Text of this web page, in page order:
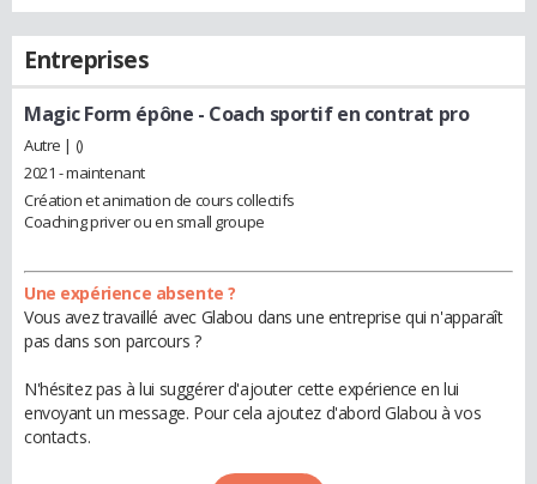
Entreprises
Magic Form épône - Coach sportif en contrat pro
Autre | ()
2021 - maintenant
Création et animation de cours collectifs
Coaching priver ou en small groupe
Une expérience absente ?
Vous avez travaillé avec Glabou dans une entreprise qui n'apparaît
pas dans son parcours ?
N'hésitez pas à lui suggérer d'ajouter cette expérience en lui
envoyant un message. Pour cela ajoutez d'abord Glabou à vos
contacts.